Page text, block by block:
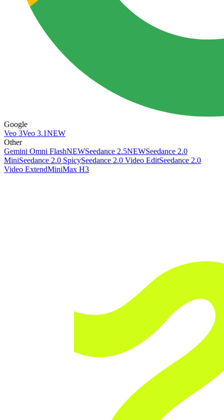
Google
Veo 3Veo 3.1NEW
Other
Gemini Omni FlashNEWSeedance 2.5NEWSeedance 2.0
MiniSeedance 2.0 SpicySeedance 2.0 Video EditSeedance 2.0
Video ExtendMiniMax H3